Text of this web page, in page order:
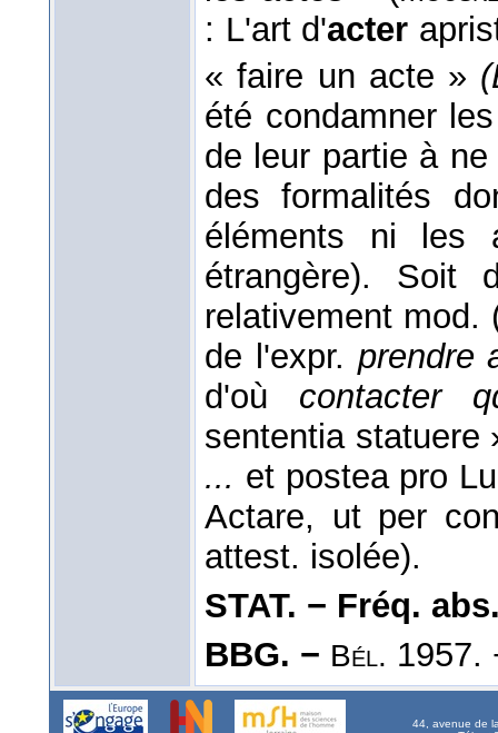
: L'art d'acter
« faire un acte »
été condamner
de leur partie à
des formalités
éléments ni les
étrangère).
relativement mod.
de l'expr. prendre
d'où contacter
sententia statuere
... et postea pro
Actare, ut per
attest. isolée).
STAT. − Fréq.
BBG. − Bél. 1957.
44, avenue de